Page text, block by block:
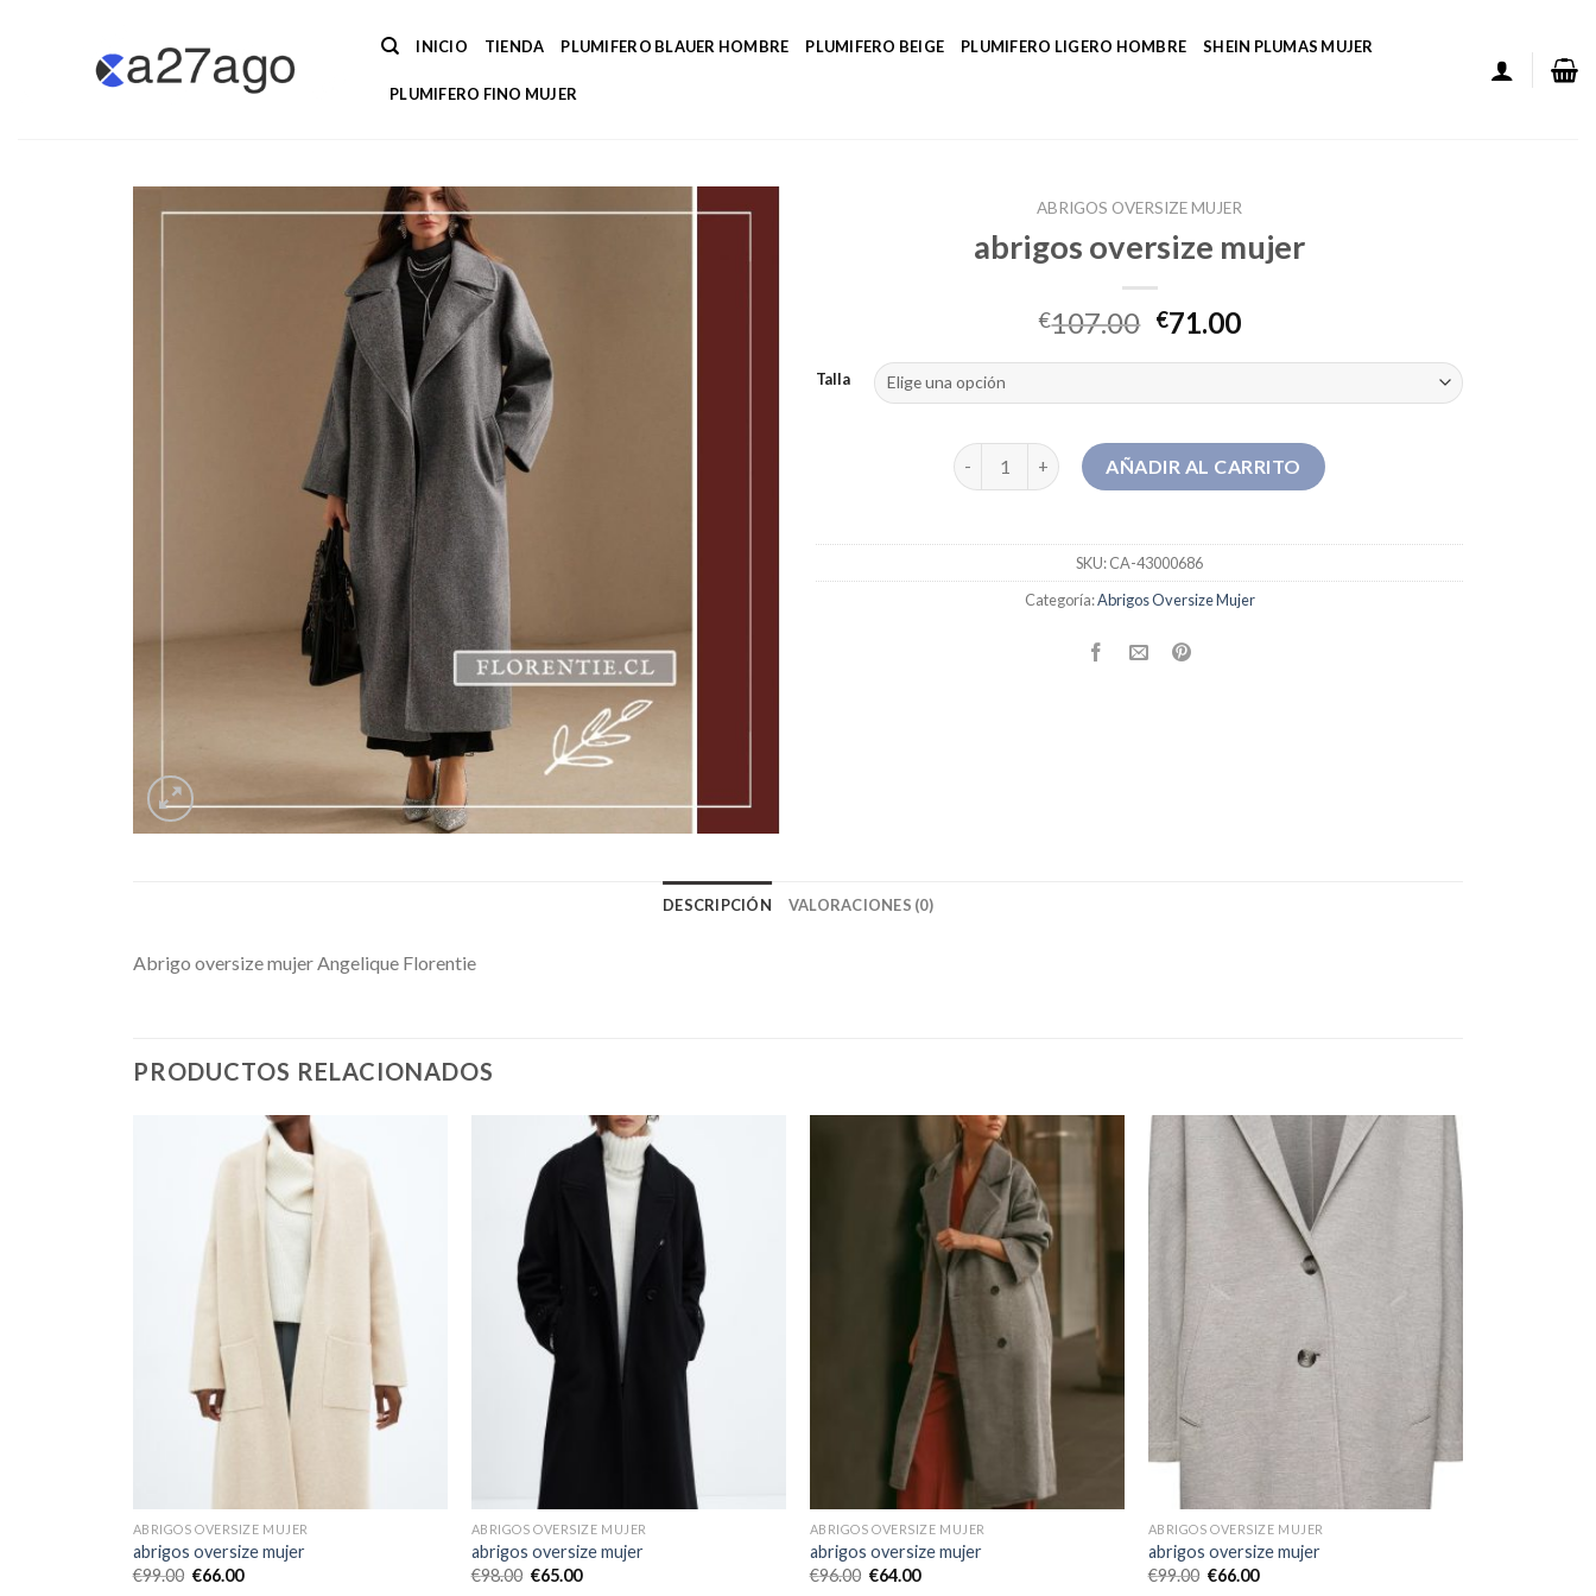
INICIO TIENDA PLUMIFERO BLAUER HOMBRE PLUMIFERO BEIGE PLUMIFERO LIGERO HOMBRE SHEIN PLUMAS MUJER
PLUMIFERO FINO MUJER
ABRIGOS OVERSIZE MUJER
abrigos oversize mujer
€107.00 €71.00
Talla
abrigos oversize mujer cantidadAÑADIR AL CARRITO
SKU:CA-43000686
Categoría:Abrigos Oversize Mujer
DESCRIPCIÓN VALORACIONES (0)
Abrigo oversize mujer Angelique Florentie
PRODUCTOS RELACIONADOS
ABRIGOS OVERSIZE MUJER
abrigos oversize mujer
€99.00 €66.00
ABRIGOS OVERSIZE MUJER
abrigos oversize mujer
€98.00 €65.00
ABRIGOS OVERSIZE MUJER
abrigos oversize mujer
€96.00 €64.00
ABRIGOS OVERSIZE MUJER
abrigos oversize mujer
€99.00 €66.00